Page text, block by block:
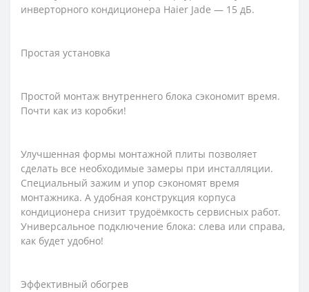
инверторного кондиционера Haier Jade — 15 дБ.
Простая установка
Простой монтаж внутреннего блока сэкономит время.
Почти как из коробки!
Улучшенная формы монтажной плиты позволяет
сделать все необходимые замеры при инсталляции.
Специальный зажим и упор сэкономят время
монтажника. А удобная конструкция корпуса
кондиционера снизит трудоёмкость сервисных работ.
Универсальное подключение блока: слева или справа,
как будет удобно!
Эффективный обогрев